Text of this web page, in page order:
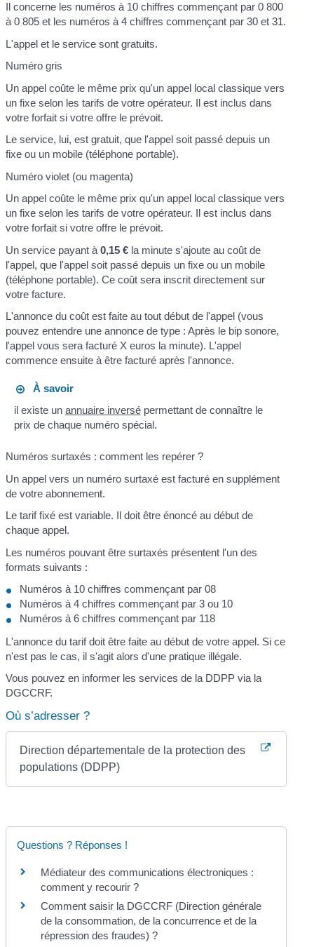
Il concerne les numéros à 10 chiffres commençant par 0 800
à 0 805 et les numéros à 4 chiffres commençant par 30 et 31.
L'appel et le service sont gratuits.
Numéro gris
Un appel coûte le même prix qu'un appel local classique vers
un fixe selon les tarifs de votre opérateur. Il est inclus dans
votre forfait si votre offre le prévoit.
Le service, lui, est gratuit, que l'appel soit passé depuis un
fixe ou un mobile (téléphone portable).
Numéro violet (ou magenta)
Un appel coûte le même prix qu'un appel local classique vers
un fixe selon les tarifs de votre opérateur. Il est inclus dans
votre forfait si votre offre le prévoit.
Un service payant à0,15 € la minute s'ajoute au coût de
l'appel, que l'appel soit passé depuis un fixe ou un mobile
(téléphone portable). Ce coût sera inscrit directement sur
votre facture.
L'annonce du coût est faite au tout début de l'appel (vous
pouvez entendre une annonce de type : Après le bip sonore,
l'appel vous sera facturé X euros la minute). L'appel
commence ensuite à être facturé après l'annonce.
À savoir
il existe un annuaire inversépermettant de connaître le
prix de chaque numéro spécial.
Numéros surtaxés : comment les repérer ?
Un appel vers un numéro surtaxé est facturé en supplément
de votre abonnement.
Le tarif fixé est variable. Il doit être énoncé au début de
chaque appel.
Les numéros pouvant être surtaxés présentent l'un des
formats suivants :
Numéros à 10 chiffres commençant par 08
Numéros à 4 chiffres commençant par 3 ou 10
Numéros à 6 chiffres commençant par 118
L'annonce du tarif doit être faite au début de votre appel. Si ce
n'est pas le cas, il s'agit alors d'une pratique illégale.
Vous pouvez en informer les services de la DDPP via la
DGCCRF.
Où s’adresser ?
Direction départementale de la protection des
populations (DDPP)
Questions ? Réponses !
Médiateur des communications électroniques :
comment y recourir ?
Comment saisir la DGCCRF (Direction générale
de la consommation, de la concurrence et de la
répression des fraudes) ?